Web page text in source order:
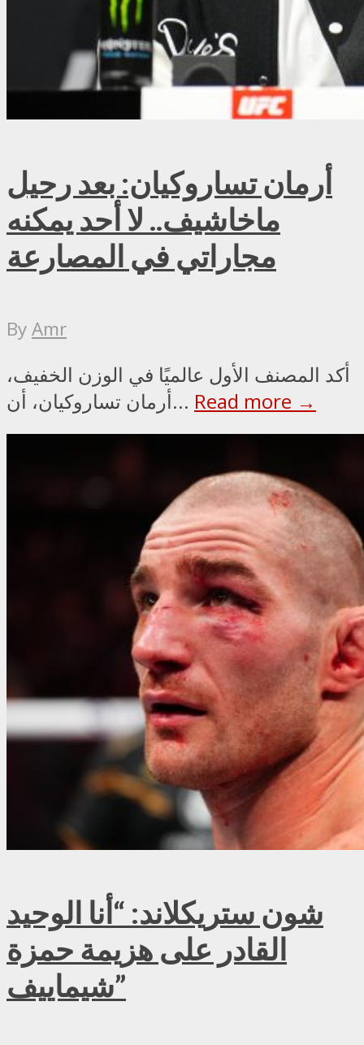
أرمان تساروكيان: بعد رحيل
ماخاشيف.. لا أحد يمكنه
مجاراتي في المصارعة
ByAmr
أكد المصنف الأول عالميًا في الوزن الخفيف،
أرمان تساروكيان، أن... Read more →
شون ستريكلاند: “أنا الوحيد
القادر على هزيمة حمزة
شيماييف”